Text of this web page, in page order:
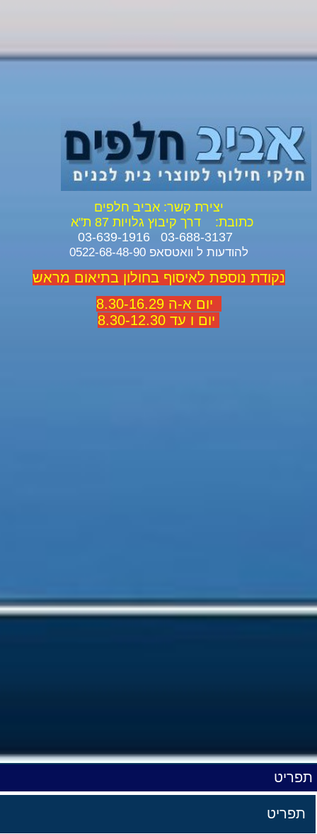
יצירת קשר: אביב חלפים
כתובת:
דרך קיבוץ גלויות 87 ת"א
להודעות ל וואטסאפ 0522-68-48-90
נקודת נוספת לאיסוף בחולון בתיאום מראש
יום א-ה 8.30-16.29
יום ו עד 8.30-12.30
תפריט
תפריט